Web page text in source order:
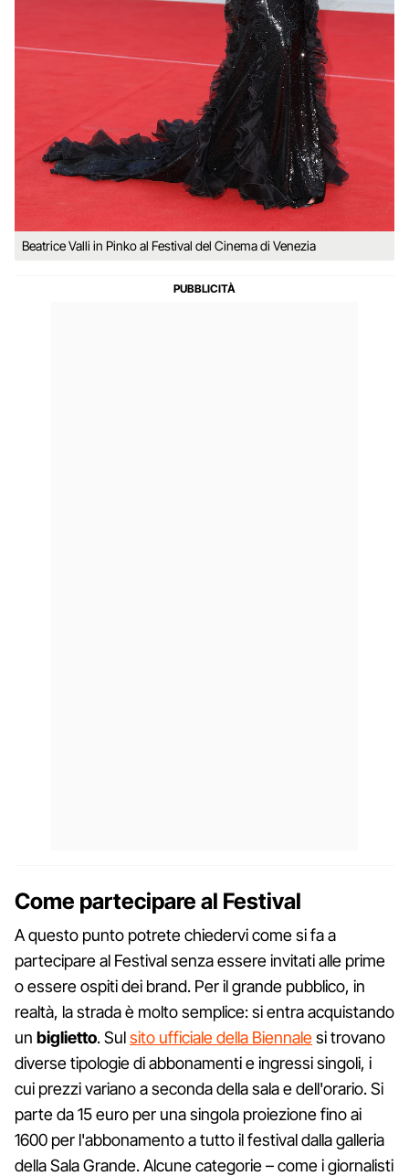
Beatrice Valli in Pinko al Festival del Cinema di Venezia
Come partecipare al Festival
A questo punto potrete chiedervi come si fa a
partecipare al Festival senza essere invitati alle prime
o essere ospiti dei brand. Per il grande pubblico, in
realtà, la strada è molto semplice: si entra acquistando
un biglietto. Sulsito ufficiale della Biennalesi trovano
diverse tipologie di abbonamenti e ingressi singoli, i
cui prezzi variano a seconda della sala e dell'orario. Si
parte da 15 euro per una singola proiezione fino ai
1600 per l'abbonamento a tutto il festival dalla galleria
della Sala Grande. Alcune categorie – come i giornalisti